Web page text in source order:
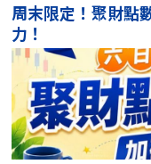
周末限定！聚財點
力！